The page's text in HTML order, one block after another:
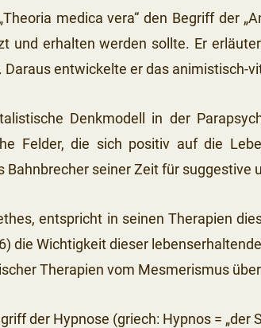
medica vera“ den Begriff der
erhalten werden sollte. Er
entwickelte er das animistisch-
Denkmodell in der
Felder, die sich positiv auf die
seiner Zeit für suggestive
entspricht in seinen Therapien
die Wichtigkeit dieser
Therapien vom Mesmerismus
der Hypnose (griech: Hypnos = „der